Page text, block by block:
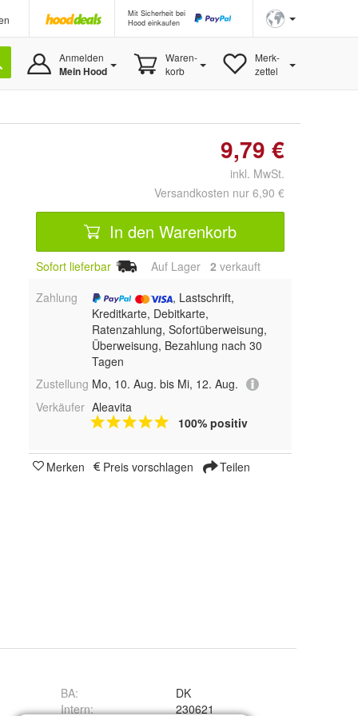
Mit Sicherheit bei
Hood einkaufen
Anmelden
Mein Hood
Waren-
korb
Merk-
zettel
9,79 €
inkl. MwSt.
Versandkosten nur 6,90 €
In den Warenkorb
Sofort lieferbar Auf Lager 2 verkauft
Zahlung
, Lastschrift,
Kreditkarte, Debitkarte,
Ratenzahlung, Sofortüberweisung,
Überweisung, Bezahlung nach 30
Tagen
Zustellung Mo, 10. Aug. bis Mi, 12. Aug.
Verkäufer Aleavita
100% positiv
Merken Preis vorschlagen Teilen
BA:
DK
Intern: 230621